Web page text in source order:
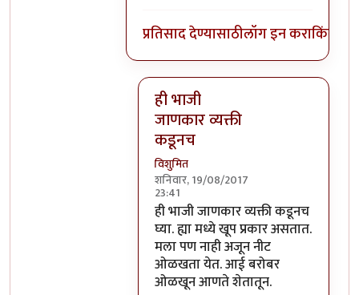
प्रतिसाद देण्यासाठीलॉग इन कराकिंवा
ही भाजी
जाणकार व्यक्ती
कडूनच
विशुमित
शनिवार, 19/08/2017
23:41
In reply toसापडली त्या लिंकवर. ही
ही भाजी जाणकार व्यक्ती कडूनच
घ्या. ह्या मध्ये खूप प्रकार असतात.
मला पण नाही अजून नीट
ओळखता येत. आई बरोबर
ओळखून आणते शेतातून.